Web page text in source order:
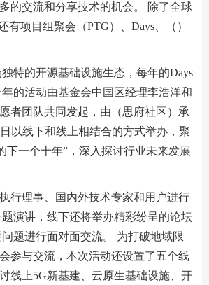
的交流和分享技术的机会。 除了全球
有项目组聚会（PTG）、Days、（）
特的开源基础设施生态，每年的Days
的活动由基金会中国区经理李浩洋和
者团队共同发起，由（思府社区）承
以线下和线上相结合的方式举办，聚
下一个十年”，深入探讨行业未来发展
行理事、国内外技术专家和用户进行
演讲，线下还将举办精彩纷呈的论坛
题进行面对面交流。 为打破地域限
参与交流，本次活动还设置了五个线
线上5G新基建、云原生基础设施、开